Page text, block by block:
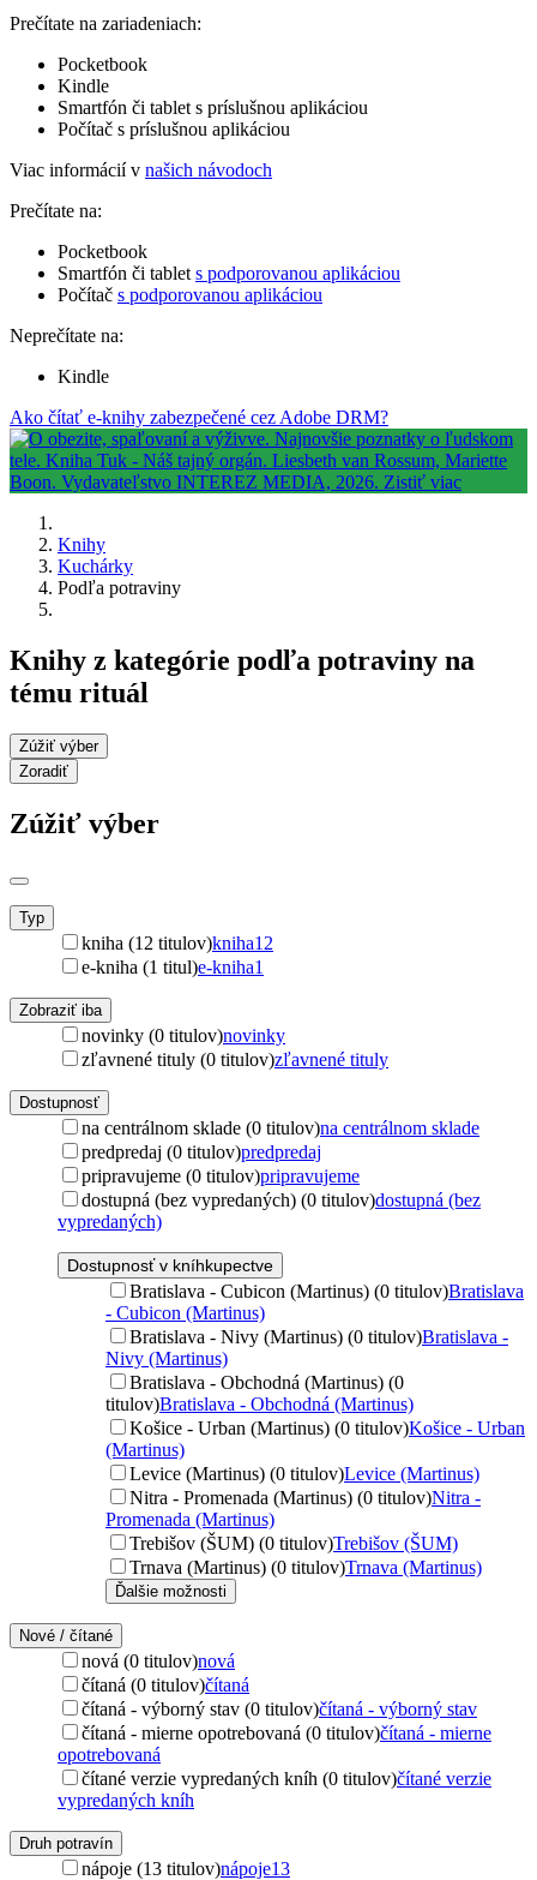
Prečítate na zariadeniach:
Pocketbook
Kindle
Smartfón či tablet s príslušnou aplikáciou
Počítač s príslušnou aplikáciou
Viac informácií v našich návodoch
Prečítate na:
Pocketbook
Smartfón či tablet s podporovanou aplikáciou
Počítač s podporovanou aplikáciou
Neprečítate na:
Kindle
Ako čítať e-knihy zabezpečené cez Adobe DRM?
Knihy
Kuchárky
Podľa potraviny
Knihy z kategórie podľa potraviny na
tému rituál
Zúžiť výber
Zoradiť
Zúžiť výber
Typ
kniha (12 titulov)kniha12
e-kniha (1 titul)e-kniha1
Zobraziť iba
novinky (0 titulov)novinky
zľavnené tituly (0 titulov)zľavnené tituly
Dostupnosť
na centrálnom sklade (0 titulov)na centrálnom sklade
predpredaj (0 titulov)predpredaj
pripravujeme (0 titulov)pripravujeme
dostupná (bez vypredaných) (0 titulov)dostupná (bez
vypredaných)
Dostupnosť v kníhkupectve
Bratislava - Cubicon (Martinus) (0 titulov)Bratislava
- Cubicon (Martinus)
Bratislava - Nivy (Martinus) (0 titulov)Bratislava -
Nivy (Martinus)
Bratislava - Obchodná (Martinus) (0
titulov)Bratislava - Obchodná (Martinus)
Košice - Urban (Martinus) (0 titulov)Košice - Urban
(Martinus)
Levice (Martinus) (0 titulov)Levice (Martinus)
Nitra - Promenada (Martinus) (0 titulov)Nitra -
Promenada (Martinus)
Trebišov (ŠUM) (0 titulov)Trebišov (ŠUM)
Trnava (Martinus) (0 titulov)Trnava (Martinus)
Ďalšie možnosti
Nové / čítané
nová (0 titulov)nová
čítaná (0 titulov)čítaná
čítaná - výborný stav (0 titulov)čítaná - výborný stav
čítaná - mierne opotrebovaná (0 titulov)čítaná - mierne
opotrebovaná
čítané verzie vypredaných kníh (0 titulov)čítané verzie
vypredaných kníh
Druh potravín
nápoje (13 titulov)nápoje13